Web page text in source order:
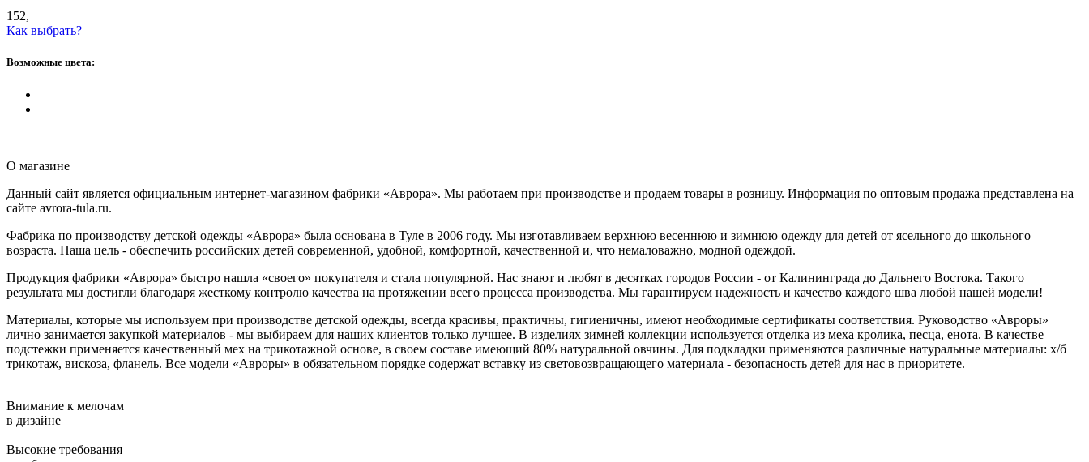
152,
Как выбрать?
Возможные цвета:
О магазине
Данный сайт является официальным интернет-магазином фабрики «Аврора». Мы работаем при производстве и продаем товары в розницу. Информация по оптовым продажа представлена на
сайте avrora-tula.ru.
Фабрика по производству детской одежды «Аврора» была основана в Туле в 2006 году. Мы изготавливаем верхнюю весеннюю и зимнюю одежду для детей от ясельного до школьного
возраста. Наша цель - обеспечить российских детей современной, удобной, комфортной, качественной и, что немаловажно, модной одеждой.
Продукция фабрики «Аврора» быстро нашла «своего» покупателя и стала популярной. Нас знают и любят в десятках городов России - от Калининграда до Дальнего Востока. Такого
результата мы достигли благодаря жесткому контролю качества на протяжении всего процесса производства. Мы гарантируем надежность и качество каждого шва любой нашей модели!
Материалы, которые мы используем при производстве детской одежды, всегда красивы, практичны, гигиеничны, имеют необходимые сертификаты соответствия. Руководство «Авроры»
лично занимается закупкой материалов - мы выбираем для наших клиентов только лучшее. В изделиях зимней коллекции используется отделка из меха кролика, песца, енота. В качестве
подстежки применяется качественный мех на трикотажной основе, в своем составе имеющий 80% натуральной овчины. Для подкладки применяются различные натуральные материалы: х/б
трикотаж, вискоза, фланель. Все модели «Авроры» в обязательном порядке содержат вставку из световозвращающего материала - безопасность детей для нас в приоритете.
Внимание к мелочам
в дизайне
Высокие требования